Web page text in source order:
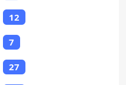
12
7
27